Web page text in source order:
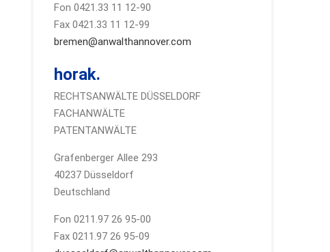
Fon 0421.33 11 12-90
Fax 0421.33 11 12-99
bremen@anwalthannover.com
horak.
RECHTSANWÄLTE DÜSSELDORF
FACHANWÄLTE
PATENTANWÄLTE
Grafenberger Allee 293
40237 Düsseldorf
Deutschland
Fon 0211.97 26 95-00
Fax 0211.97 26 95-09